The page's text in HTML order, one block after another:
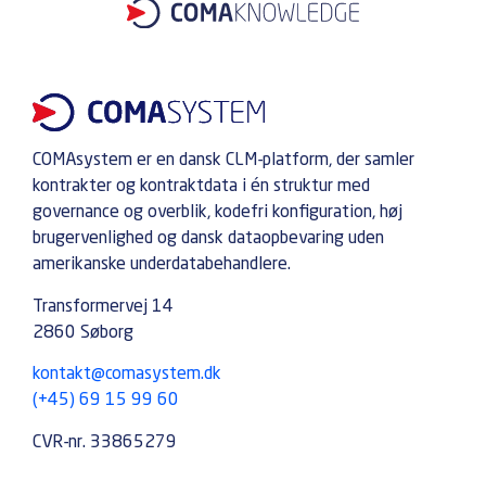
COMAsystem er en dansk CLM-platform, der samler
kontrakter og kontraktdata i én struktur med
governance og overblik, kodefri konfiguration, høj
brugervenlighed og dansk dataopbevaring uden
amerikanske underdatabehandlere.
Transformervej 14
2860 Søborg
kontakt@comasystem.dk
(+45) 69 15 99 60
CVR-nr. 33865279